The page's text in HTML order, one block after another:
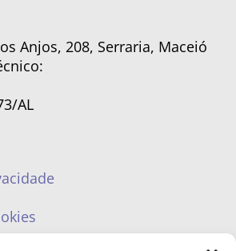
Anjos, 208, Serraria, Maceió
AL